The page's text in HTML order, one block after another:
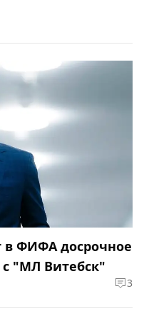
в ФИФА досрочное
с "МЛ Витебск"
3